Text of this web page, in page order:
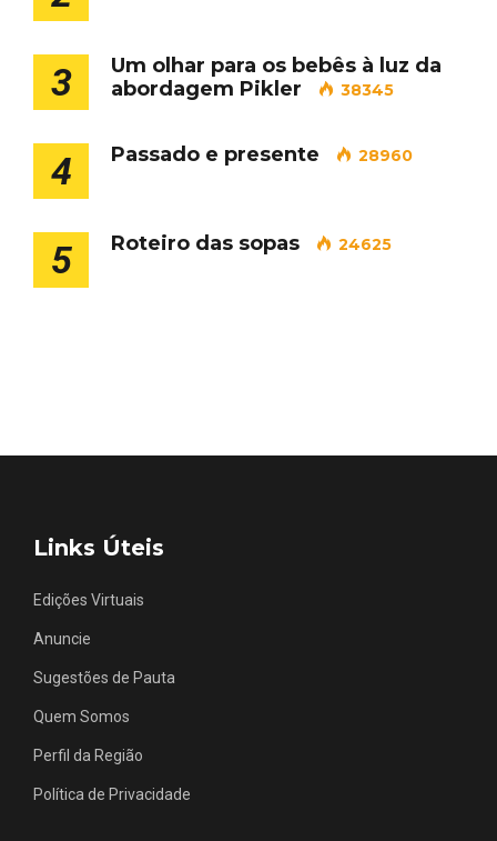
3
Um olhar para os bebês à luz da
abordagem Pikler
38345
4 Passado e presente 28960
5 Roteiro das sopas 24625
Links Úteis
Edições Virtuais
Anuncie
Sugestões de Pauta
Quem Somos
Perfil da Região
Política de Privacidade